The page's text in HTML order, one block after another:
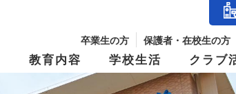
卒業生の方 保護者・在校生の方
教育内容 学校生活 クラブ